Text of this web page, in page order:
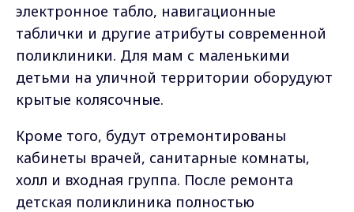
электронное табло, навигационные
таблички и другие атрибуты современной
поликлиники. Для мам с маленькими
детьми на уличной территории оборудуют
крытые колясочные.
Кроме того, будут отремонтированы
кабинеты врачей, санитарные комнаты,
холл и входная группа. После ремонта
детская поликлиника полностью